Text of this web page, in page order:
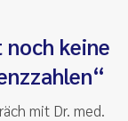
keine
mit Dr. med.